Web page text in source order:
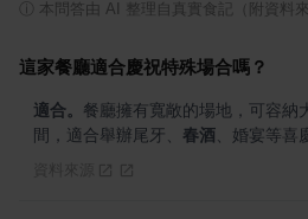
本問答由 AI 整理自真實食記（附資料來
這家餐廳適合慶祝特殊場合嗎？
適合。 餐廳擁有寬敞的場地，可容納
間，適合舉辦尾牙、 春酒 、婚宴等喜